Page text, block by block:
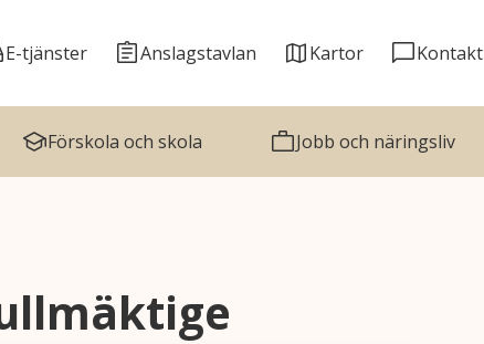
E-tjänster Anslagstavlan Kartor Kontakt
Förskola och skola Jobb och näringsliv